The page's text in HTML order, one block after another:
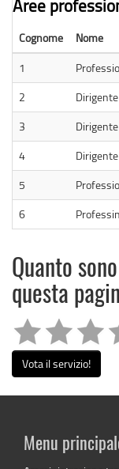
Aree
Cognome Nome
1
2
3
4
5
6
Quanto
questa
Vota il servizio!
Menu